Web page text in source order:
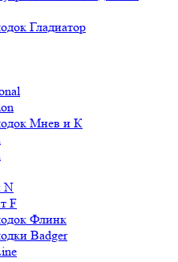
Гладиатор
Мнев и К
N
F
Флинк
Badger